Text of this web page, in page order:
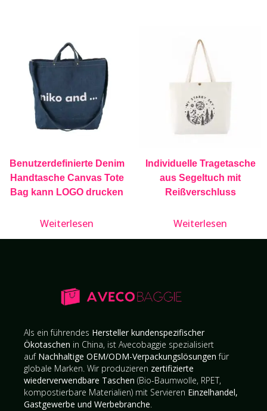
Benutzerdefinierte Denim
Handtasche Canvas Tote
Bag kann LOGO drucken
Weiterlesen
Individuelle Tragetasche
aus Segeltuch mit
Reißverschluss
Weiterlesen
Als ein führendes Hersteller kundenspezifischer
Ökotaschen in China, ist Avecobaggie spezialisiert
auf Nachhaltige OEM/ODM-Verpackungslösungen für
globale Marken. Wir produzieren zertifizierte
wiederverwendbare Taschen (Bio-Baumwolle, RPET,
kompostierbare Materialien) mit Servieren Einzelhandel,
Gastgewerbe und Werbebranche.